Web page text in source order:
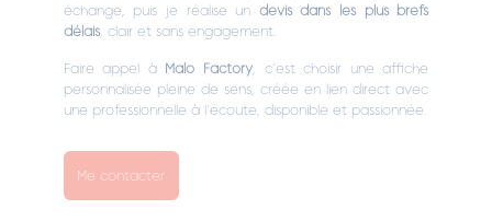
échange, puis je réalise un devis dans les plus brefs
délais, clair et sans engagement.
Faire appel à Malo Factory, c’est choisir une affiche
personnalisée pleine de sens, créée en lien direct avec
une professionnelle à l’écoute, disponible et passionnée.
Me contacter